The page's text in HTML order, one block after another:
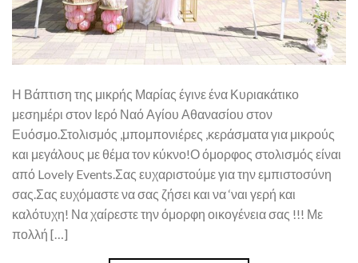
Η Βάπτιση της μικρής Μαρίας έγινε ένα Κυριακάτικο
μεσημέρι στον Ιερό Ναό Αγίου Αθανασίου στον
Ευόσμο.Στολισμός ,μπομπονιέρες ,κεράσματα για μικρούς
και μεγάλους με θέμα τον κύκνο!Ο όμορφος στολισμός είναι
από Lovely Events.Σας ευχαριστούμε για την εμπιστοσύνη
σας.Σας ευχόμαστε να σας ζήσει και να ‘ναι γερή και
καλότυχη! Να χαίρεστε την όμορφη οικογένεια σας !!! Με
πολλή […]